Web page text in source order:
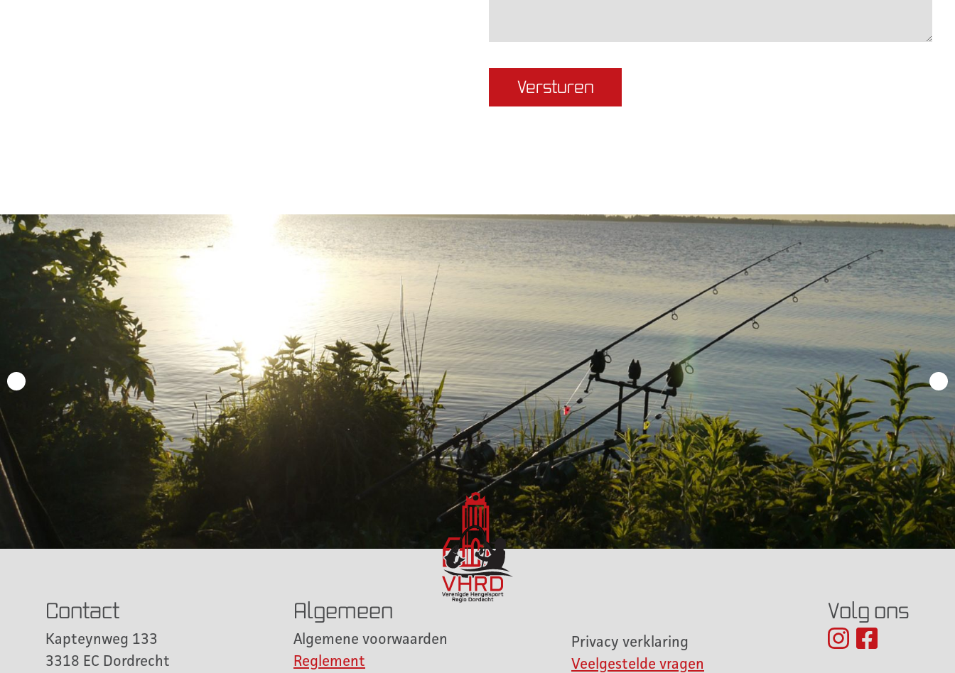
Contact
Kapteynweg 133
3318 EC Dordrecht
Algemeen
Algemene voorwaarden
Reglement
Privacy verklaring
Veelgestelde vragen
Volg ons